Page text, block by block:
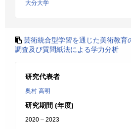
大分大学
芸術統合型学習を通じた美術教育
調査及び質問紙法による学力分析
研究代表者
奥村 高明
研究期間 (年度)
2020 – 2023